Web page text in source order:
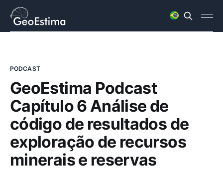
PODCAST
GeoEstima Podcast
Capítulo 6 Análise de
código de resultados de
exploração de recursos
minerais e reservas